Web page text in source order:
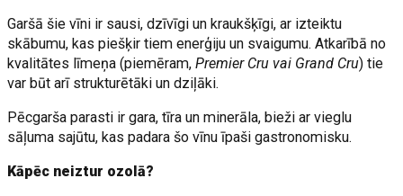
Garšā šie vīni ir sausi, dzīvīgi un kraukšķīgi, ar izteiktu
skābumu, kas piešķir tiem enerģiju un svaigumu. Atkarībā no
kvalitātes līmeņa (piemēram,Premier Cru vai Grand Cru) tie
var būt arī strukturētāki un dziļāki.
Pēcgarša parasti ir gara, tīra un minerāla, bieži ar vieglu
sāļuma sajūtu, kas padara šo vīnu īpaši gastronomisku.
Kāpēc neiztur ozolā?